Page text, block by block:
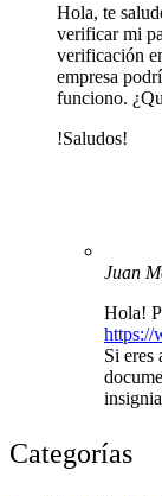
Hola, te
verificar mi
verificación
empresa
funciono.
!Saludos!
Juan
Hola!
https://
Si eres
Categorías